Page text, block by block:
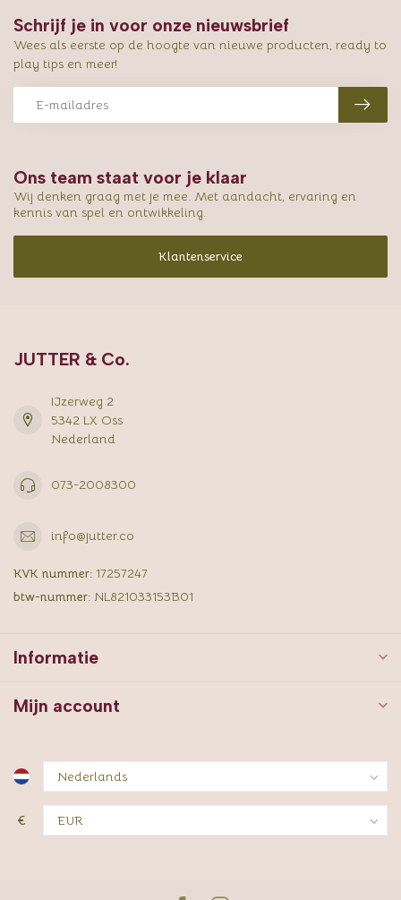
Ons team staat voor je klaar
Wij denken graag met je mee. Met aandacht, ervaring en
kennis van spel en ontwikkeling.
Klantenservice
Schrijf je in voor onze nieuwsbrief
Wees als eerste op de hoogte van nieuwe producten, ready to
play tips en meer!
JUTTER & Co.
IJzerweg 2
5342 LX Oss
Nederland
073-2008300
info@jutter.co
KVK nummer: 17257247
btw-nummer: NL821033153B01
Informatie
Mijn account
€